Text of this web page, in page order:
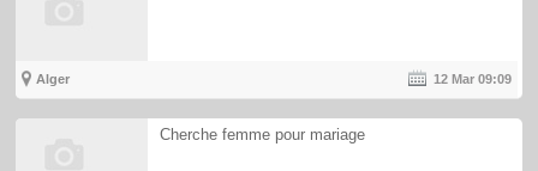
Alger 12 Mar09:09
Cherche femme pour mariage